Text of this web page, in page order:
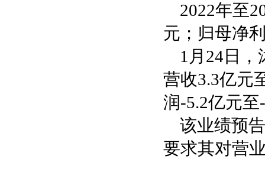
2022年至
元；归母净
1月24日，
营收3.3亿元
润-5.2亿元
该业绩预
要求其对营